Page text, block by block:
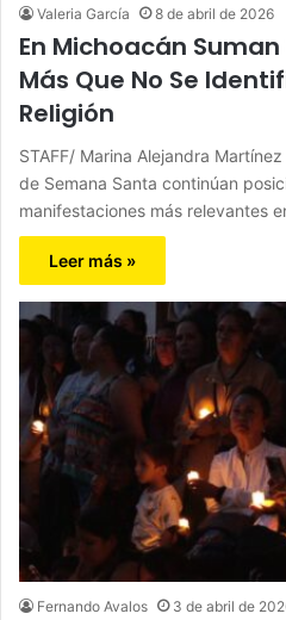
Valeria García 8 de abril de 2026
En Michoacán
Más Que No Se
Religión
STAFF/ Marina Alejandra
de Semana Santa continúan
manifestaciones más relevantes
Leer más »
Fernando Avalos 3 de abril de